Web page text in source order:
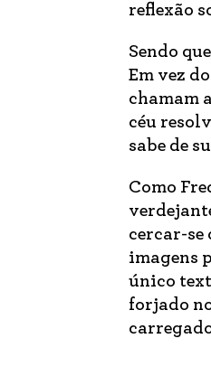
reflexão
Sendo
Em vez
chamam
céu
sabe de
Como
cercar-se
imagens
único
forjado